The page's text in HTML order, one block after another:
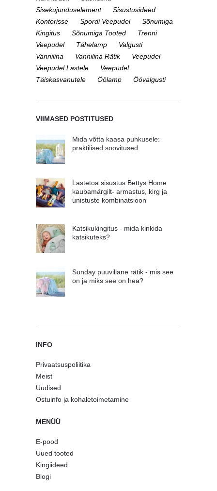
Sisekujunduselement
Sisustusideed
Kontorisse
Spordi Veepudel
Sõnumiga
Kingitus
Sõnumiga Tooted
Trenni
Veepudel
Tähelamp
Valgusti
Vannilina
Vannilina Rätik
Veepudel
Veepudel Lastele
Veepudel
Täiskasvanutele
Öölamp Öövalgusti
VIIMASED POSTITUSED
Mida võtta kaasa puhkusele:
praktilised soovitused
Lastetoa sisustus Bettys Home
kaubamärgilt- armastus, kirg ja
unistuste kombinatsioon
Katsikukingitus - mida kinkida
katsikuteks?
Sunday puuvillane rätik - mis see
on ja miks see on hea?
INFO
Privaatsuspoliitika
Meist
Uudised
Ostuinfo ja kohaletoimetamine
MENÜÜ
E-pood
Uued tooted
Kingiideed
Blogi